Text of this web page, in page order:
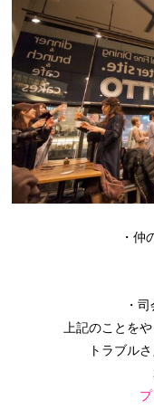
・仲
・
上記のことを
トラブル